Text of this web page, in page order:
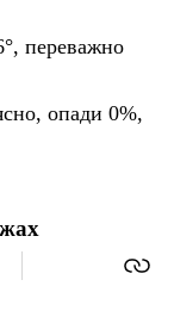
переважно
опади 0%,